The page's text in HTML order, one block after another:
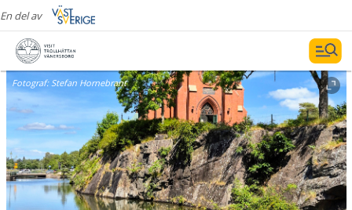
En del av
Fotograf:Stefan Hornebrant